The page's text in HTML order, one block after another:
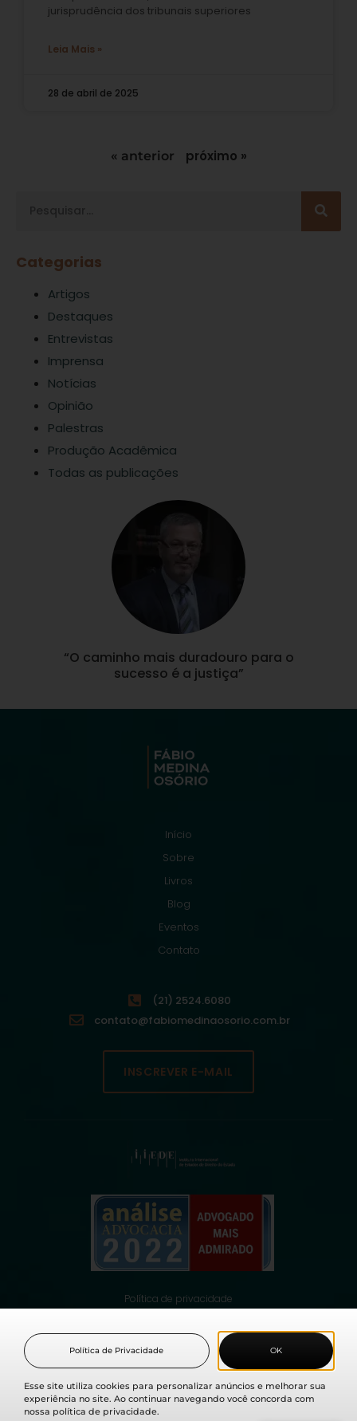
jurisprudência dos tribunais superiores
Leia Mais »
28 de abril de 2025
« anterior próximo »
Categorias
Artigos
Destaques
Entrevistas
Imprensa
Notícias
Opinião
Palestras
Produção Acadêmica
Todas as publicações
“O caminho mais duradouro para o
sucesso é a justiça”
Início
Sobre
Livros
Blog
Eventos
Contato
(21) 2524.6080
contato@fabiomedinaosorio.com.br
INSCREVER E-MAIL
Política de privacidade
© 2021 Fabio Medina Osorio, todos os direitos reservados.
Esse site utiliza cookies para personalizar anúncios e melhorar sua
experiência no site. Ao continuar navegando você concorda com
nossa política de privacidade.
OK
Política de Privacidade